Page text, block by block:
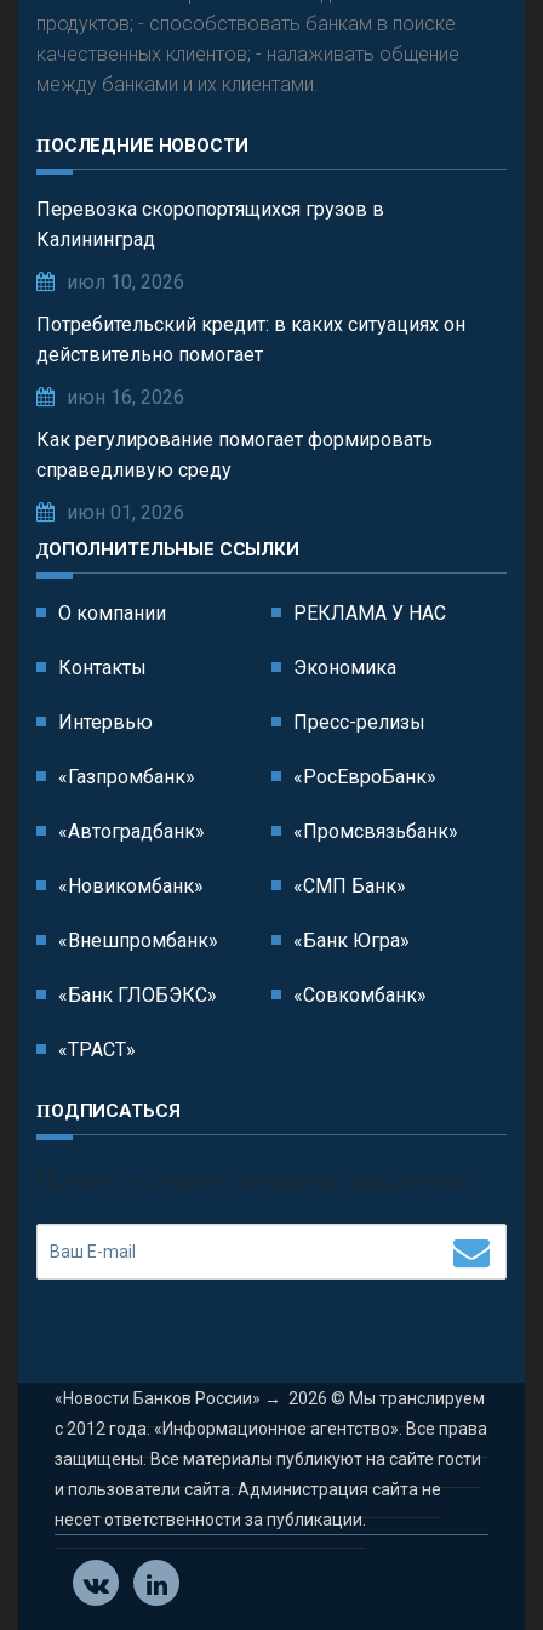
продуктов; - способствовать банкам в поиске
качественных клиентов; - налаживать общение
между банками и их клиентами.
ПОСЛЕДНИЕ НОВОСТИ
Перевозка скоропортящихся грузов в
Калининград
июл 10, 2026
Потребительский кредит: в каких ситуациях он
действительно помогает
июн 16, 2026
Как регулирование помогает формировать
справедливую среду
июн 01, 2026
ДОПОЛНИТЕЛЬНЫЕ ССЫЛКИ
О компании РЕКЛАМА У НАС
Контакты Экономика
Интервью Пресс-релизы
«Газпромбанк» «РосЕвроБанк»
«Автоградбанк» «Промсвязьбанк»
«Новикомбанк» «СМП Банк»
«Внешпромбанк» «Банк Югра»
«Банк ГЛОБЭКС» «Совкомбанк»
«ТРАСТ»
ПОДПИСАТЬСЯ
П олучить последние обновления и предложения.
«Новости Банков России» → 2026 © Мы транслируем
с 2012 года. «Информационное агентство». Все права
защищены. Все материалы публикуют на сайте гости
и пользователи сайта. Администрация сайта не
несет ответственности за публикации.